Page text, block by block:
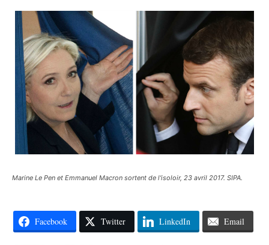
Marine Le Pen et Emmanuel Macron sortent de l'isoloir, 23 avril 2017. SIPA.
Facebook Twitter LinkedIn Email